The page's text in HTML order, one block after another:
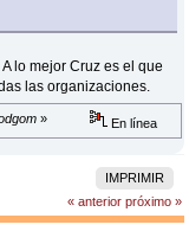
lo mejor Cruz es el que
las organizaciones.
» En línea
IMPRIMIR
« anterior próximo »